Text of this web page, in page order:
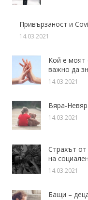
Привързаност и
14.03.2021
Кой е моят
важно да
14.03.2021
Вяра-
14.03.2021
Страхът
на
14.03.2021
Бащи –